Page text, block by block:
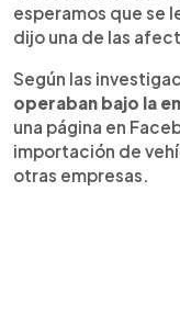
esperamos que se
dijo una de las
Según las
operaban bajo la
una página en
importación de
otras empresas.